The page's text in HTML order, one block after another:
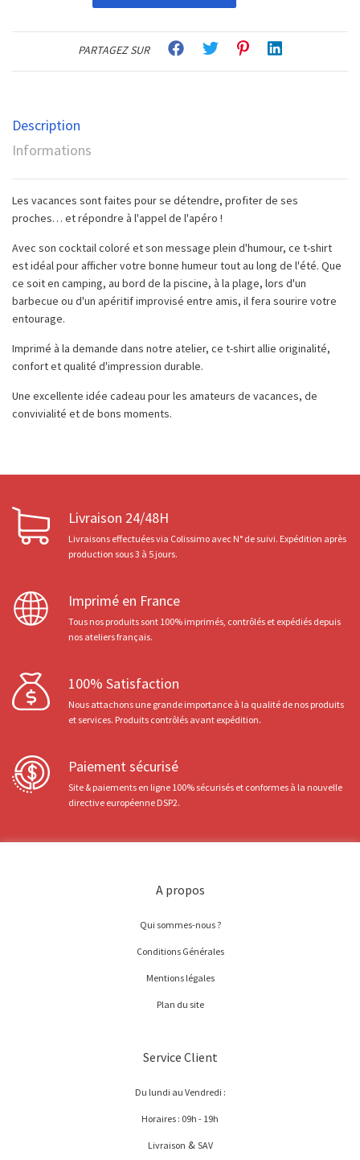
PARTAGEZ SUR
Description
Informations
Les vacances sont faites pour se détendre, profiter de ses
proches… et répondre à l'appel de l'apéro !
Avec son cocktail coloré et son message plein d'humour, ce t-shirt
est idéal pour afficher votre bonne humeur tout au long de l'été. Que
ce soit en camping, au bord de la piscine, à la plage, lors d'un
barbecue ou d'un apéritif improvisé entre amis, il fera sourire votre
entourage.
Imprimé à la demande dans notre atelier, ce t-shirt allie originalité,
confort et qualité d'impression durable.
Une excellente idée cadeau pour les amateurs de vacances, de
convivialité et de bons moments.
Livraison 24/48H
Livraisons effectuées via Colissimo avec N° de suivi. Expédition après
production sous 3 à 5 jours.
Imprimé en France
Tous nos produits sont 100% imprimés, contrôlés et expédiés depuis
nos ateliers français.
100% Satisfaction
Nous attachons une grande importance à la qualité de nos produits
et services. Produits contrôlés avant expédition.
Paiement sécurisé
Site & paiements en ligne 100% sécurisés et conformes à la nouvelle
directive européenne DSP2.
A propos
Qui sommes-nous ?
Conditions Générales
Mentions légales
Plan du site
Service Client
Du lundi au Vendredi :
Horaires : 09h - 19h
Livraison & SAV